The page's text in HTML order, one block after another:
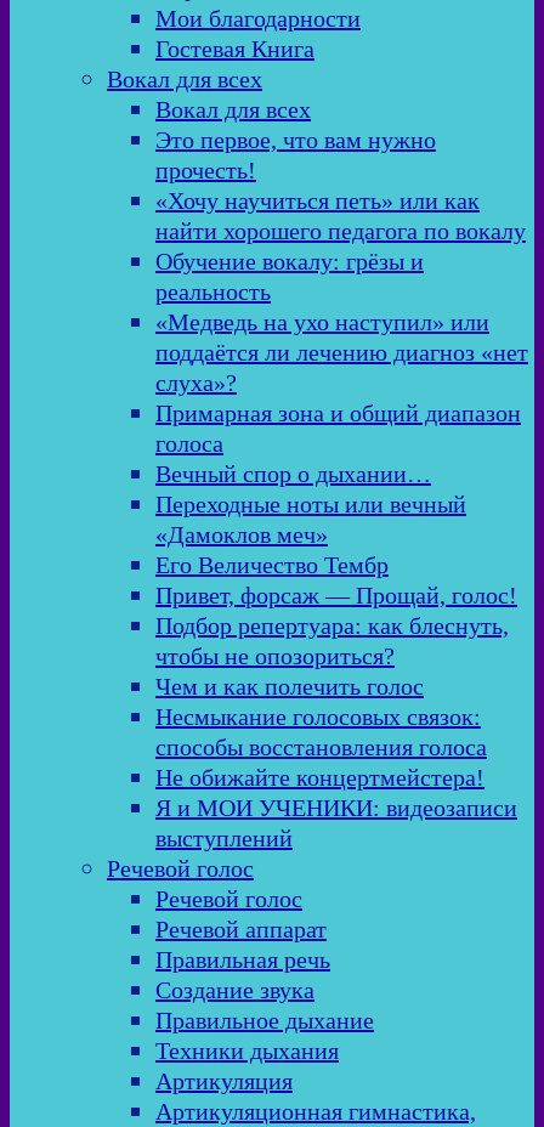
Мои благодарности
Гостевая Книга
Вокал для всех
Вокал для всех
Это первое, что вам нужно
прочесть!
«Хочу научиться петь» или как
найти хорошего педагога по вокалу
Обучение вокалу: грёзы и
реальность
«Медведь на ухо наступил» или
поддаётся ли лечению диагноз «нет
слуха»?
Примарная зона и общий диапазон
голоса
Вечный спор о дыхании…
Переходные ноты или вечный
«Дамоклов меч»
Его Величество Тембр
Привет, форсаж — Прощай, голос!
Подбор репертуара: как блеснуть,
чтобы не опозориться?
Чем и как полечить голос
Несмыкание голосовых связок:
способы восстановления голоса
Не обижайте концертмейстера!
Я и МОИ УЧЕНИКИ: видеозаписи
выступлений
Речевой голос
Речевой голос
Речевой аппарат
Правильная речь
Создание звука
Правильное дыхание
Техники дыхания
Артикуляция
Артикуляционная гимнастика,